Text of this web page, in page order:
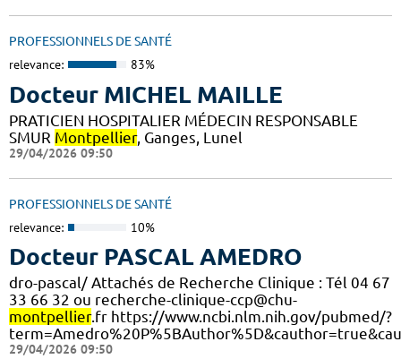
PROFESSIONNELS DE SANTÉ
relevance: 83%
Docteur MICHEL MAILLE
PRATICIEN HOSPITALIER MÉDECIN RESPONSABLE
SMUR Montpellier, Ganges, Lunel
29/04/2026 09:50
PROFESSIONNELS DE SANTÉ
relevance: 10%
Docteur PASCAL AMEDRO
dro-pascal/ Attachés de Recherche Clinique : Tél 04 67
33 66 32 ou recherche-clinique-ccp@chu-
montpellier.fr https://www.ncbi.nlm.nih.gov/pubmed/?
29/04/2026 09:50